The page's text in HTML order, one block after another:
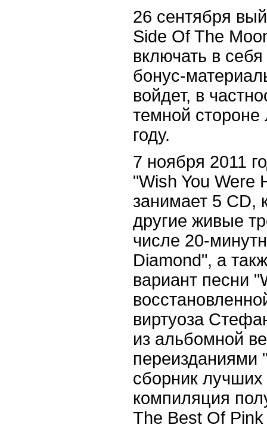
26 сентября
Side Of The
включать в
бонус-
войдет, в
темной
году.
7 ноября 2011
"Wish You Were
занимает 5 CD,
другие живые
числе 20-
Diamond", а
вариант песни
виртуоза
из альбомной
переизданиями
сборник
компиляция
The Best Of